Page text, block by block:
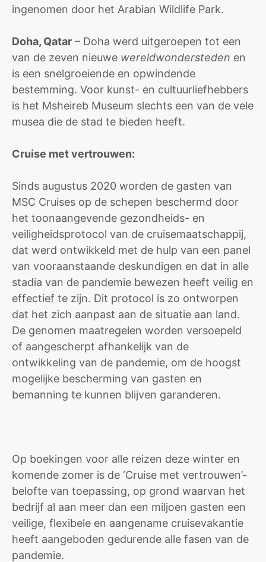
ingenomen door het Arabian Wildlife Park.
Doha, Qatar – Doha werd uitgeroepen tot een
van de zeven nieuwe wereldwondersteden en
is een snelgroeiende en opwindende
bestemming. Voor kunst- en cultuurliefhebbers
is het Msheireb Museum slechts een van de vele
musea die de stad te bieden heeft.
Cruise met vertrouwen:
Sinds augustus 2020 worden de gasten van
MSC Cruises op de schepen beschermd door
het toonaangevende gezondheids- en
veiligheidsprotocol van de cruisemaatschappij,
dat werd ontwikkeld met de hulp van een panel
van vooraanstaande deskundigen en dat in alle
stadia van de pandemie bewezen heeft veilig en
effectief te zijn. Dit protocol is zo ontworpen
dat het zich aanpast aan de situatie aan land.
De genomen maatregelen worden versoepeld
of aangescherpt afhankelijk van de
ontwikkeling van de pandemie, om de hoogst
mogelijke bescherming van gasten en
bemanning te kunnen blijven garanderen.
Op boekingen voor alle reizen deze winter en
komende zomer is de ‘Cruise met vertrouwen’-
belofte van toepassing, op grond waarvan het
bedrijf al aan meer dan een miljoen gasten een
veilige, flexibele en aangename cruisevakantie
heeft aangeboden gedurende alle fasen van de
pandemie.